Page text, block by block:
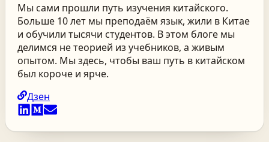
Мы сами прошли путь изучения китайского.
Больше 10 лет мы преподаём язык, жили в Китае
и обучили тысячи студентов. В этом блоге мы
делимся не теорией из учебников, а живым
опытом. Мы здесь, чтобы ваш путь в китайском
был короче и ярче.
Дзен